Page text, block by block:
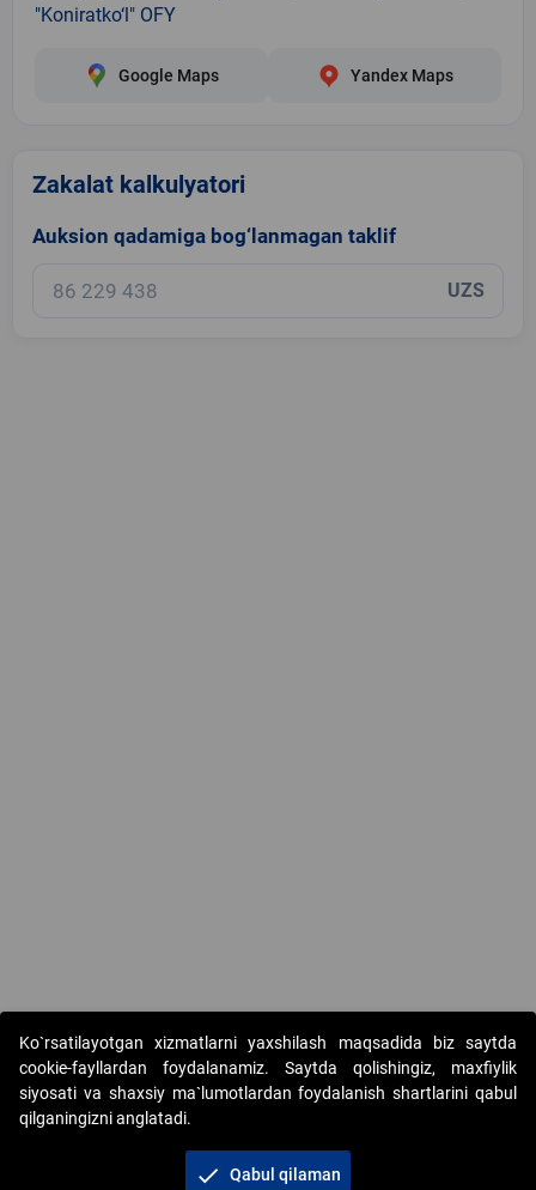
"Koniratko‘l" OFY
Google Maps Yandex Maps
Zakalat kalkulyatori
Auksion qadamiga bog‘lanmagan taklif
UZS
Copyright © 2017-2026. "Elektron onlayn-auksionlarni
tashkil etish" AJ. Barcha huquqlar himoyalangan
Ko`rsatilayotgan xizmatlarni yaxshilash maqsadida biz saytda
cookie-fayllardan foydalanamiz. Saytda qolishingiz, maxfiylik
siyosati va shaxsiy ma`lumotlardan foydalanish shartlarini qabul
qilganingizni anglatadi.
check Qabul qilaman